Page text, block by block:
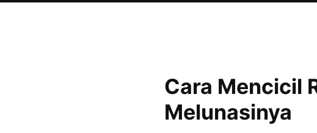
Cara Mencicil
Melunasinya